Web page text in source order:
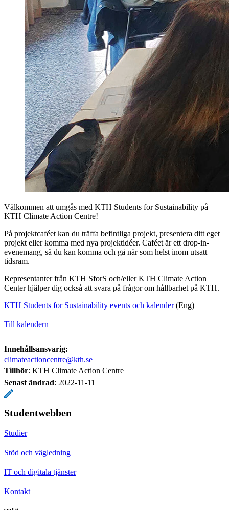
Välkommen att umgås med KTH Students for Sustainability på
KTH Climate Action Centre!
På projektcaféet kan du träffa befintliga projekt, presentera ditt eget
projekt eller komma med nya projektidéer. Caféet är ett drop-in-
evenemang, så du kan komma och gå när som helst inom utsatt
tidsram.
Representanter från KTH SforS och/eller KTH Climate Action
Center hjälper dig också att svara på frågor om hållbarhet på KTH.
KTH Students for Sustainability events och kalender(Eng)
Till kalendern
Innehållsansvarig:
climateactioncentre@kth.se
Tillhör: KTH Climate Action Centre
Senast ändrad: 2022-11-11
Studentwebben
Studier
Stöd och vägledning
IT och digitala tjänster
Kontakt